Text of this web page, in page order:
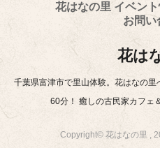
花はなの里 イベン
お問い
花は
千葉県富津市で里山体験。花はなの
60分！ 癒しの古民家カフェ
Copyright© 花はなの里 ,